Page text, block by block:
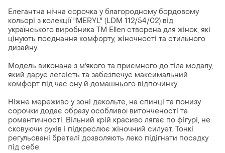
Елегантна нічна сорочка у благородному бордовому
кольорі з колекції "MERYL" (LDM 112/54/02) від
українського виробника ТМ Ellen створена для жінок, які
цінують поєднання комфорту, жіночності та стильного
дизайну.
Модель виконана з м'якого та приємного до тіла модалу,
який дарує легеість та забезпечує максимальний
комфорт під час сну й домашнього відпочинку.
Ніжне мереживо у зоні декольте, на спинці та понизу
сорочки додає образу особливої витонченості та
романтичності. Вільний крій красиво лягає по фігурі, не
сковуючи рухів і підкреслює жіночний силует. Тонкі
регульовані бретелі дозволяють леко підігнати посадку
під себе.